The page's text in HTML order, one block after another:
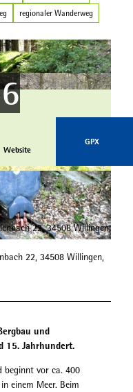
regionaler Wanderweg
Information Willingen |CC-BY-SA
Website
GPX
22, 34508 Willingen,
22, 34508 Willingen,
und
15. Jahrhundert.
beginnt vor ca. 400
einem Meer. Beim